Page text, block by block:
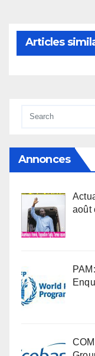
Articles
Annonces
août